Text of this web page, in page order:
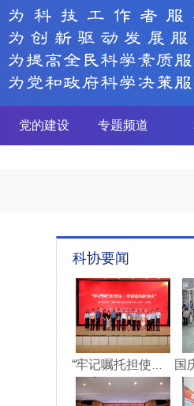
党的建设 专题频道
科协要闻